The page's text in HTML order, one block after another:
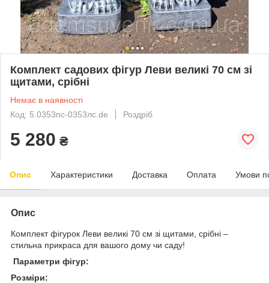
Комплект садових фігур Леви великі 70 см зі
щитами, срібні
Немає в наявності
Код: 5.0353пс-0353лс.de
Роздріб
5 280 ₴
Опис Характеристики Доставка Оплата Умови
Опис
Комплект фігурок Леви великі 70 см зі щитами, срібні –
стильна прикраса для вашого дому чи саду!
Параметри фігур:
Розміри: